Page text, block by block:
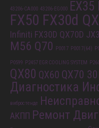
43206-CA000 43206-EG000 EX35
FX50 FX30d
Infiniti FX30D QX70D
M56 Q70 P0017 P0017(64)
P0599 P2457 EGR COOLING SYSTEM
QX80 QX60 QX70
Диагностика
вибростенде
АКПП Ремонт